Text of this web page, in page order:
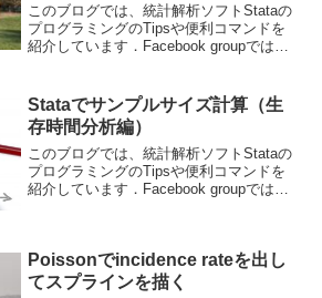
このブログでは、統計解析ソフトStataの
プログラミングのTipsや便利コマンドを
紹介しています．Facebook groupでは、
す． ブログと合わせて個人の学習に役
立...
Stataでサンプルサイズ計算（生
存時間分析編）
このブログでは、統計解析ソフトStataの
プログラミングのTipsや便利コマンドを
紹介しています．Facebook groupでは、
立...
Poissonでincidence rateを出し
てスプラインを描く